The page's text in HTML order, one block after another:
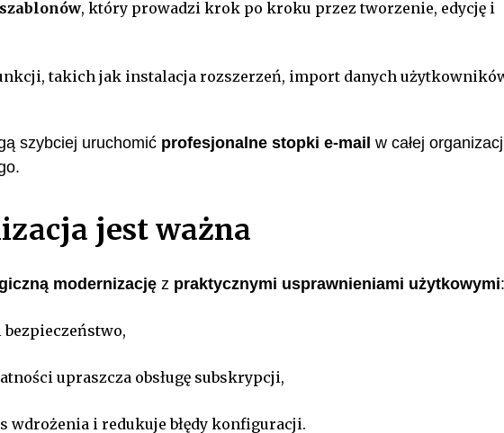
, który prowadzi krok po kroku przez tworzenie, edycję i
takich jak instalacja rozszerzeń, import danych
szybciej uruchomić profesjonalne stopki e-mail w całej
jest ważna
modernizację z praktycznymi usprawnieniami użytkowymi:
upraszcza obsługę subskrypcji,
wdrożenia i redukuje błędy konfiguracji.